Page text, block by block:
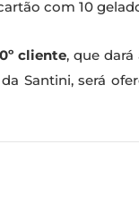
com 10
cliente, que
Santini, será